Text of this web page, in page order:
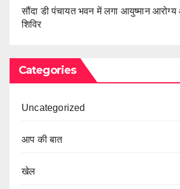
सौंदा डी पंचायत भवन में लगा आयुष्मान आरोग्य
शिविर
Categories
Uncategorized
आप की बात
खेल